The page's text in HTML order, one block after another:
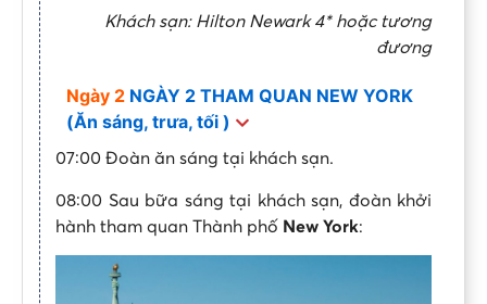
Khách sạn: Hilton Newark 4* hoặc tương
đương
Ngày 2 NGÀY 2 THAM QUAN NEW YORK
(Ăn sáng, trưa, tối )
07:00 Đoàn ăn sáng tại khách sạn.
08:00 Sau bữa sáng tại khách sạn, đoàn khởi
hành tham quan Thành phố New York: